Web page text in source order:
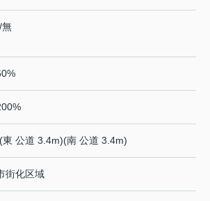
無
東 公道 3.4m)(南 公道 3.4m)
街化区域